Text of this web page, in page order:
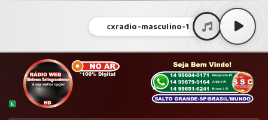
cxradio-masculino-1